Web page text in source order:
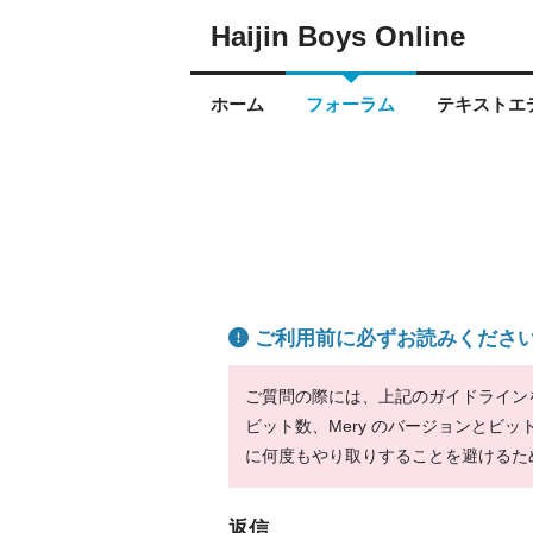
Haijin Boys Online
ホーム フォーラム テキストエ
ご利用前に必ずお読みくださ
ご質問の際には、上記のガイドライ
ビット数、Mery のバージョンとビッ
に何度もやり取りすることを避ける